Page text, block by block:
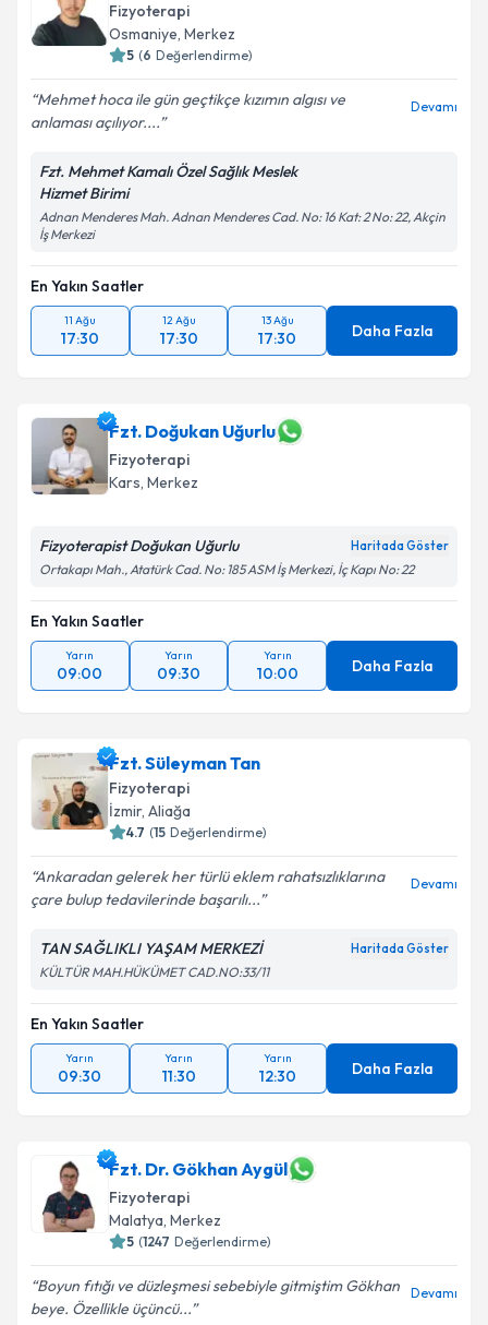
Fizyoterapi
Osmaniye, Merkez
5 (6 Değerlendirme)
Mehmet hoca ile gün geçtikçe kızımın algısı ve
anlaması açılıyor....
Devamı
Fzt. Mehmet Kamalı Özel Sağlık Meslek
Hizmet Birimi
Adnan Menderes Mah. Adnan Menderes Cad. No: 16 Kat: 2 No: 22, Akçin
İş Merkezi
En Yakın Saatler
11 Ağu
17:30
12 Ağu
17:30
13 Ağu
17:30 Daha Fazla
Fzt. Doğukan Uğurlu
Fizyoterapi
Kars, Merkez
Fizyoterapist Doğukan Uğurlu Haritada Göster
Ortakapı Mah., Atatürk Cad. No: 185 ASM İş Merkezi, İç Kapı No: 22
En Yakın Saatler
Yarın
09:00
Yarın
09:30
Yarın
10:00 Daha Fazla
Fzt. Süleyman Tan
Fizyoterapi
İzmir, Aliağa
4.7 (15 Değerlendirme)
Ankaradan gelerek her türlü eklem rahatsızlıklarına
çare bulup tedavilerinde başarılı...
Devamı
TAN SAĞLIKLI YAŞAM MERKEZİ Haritada Göster
KÜLTÜR MAH.HÜKÜMET CAD.NO:33/11
En Yakın Saatler
Yarın
09:30
Yarın
11:30
Yarın
12:30 Daha Fazla
Fzt. Dr. Gökhan Aygül
Fizyoterapi
Malatya, Merkez
5 (1247 Değerlendirme)
Boyun fıtığı ve düzleşmesi sebebiyle gitmiştim Gökhan
beye. Özellikle üçüncü...
Devamı